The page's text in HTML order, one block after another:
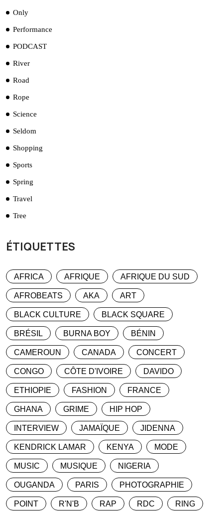
Only
Performance
PODCAST
River
Road
Rope
Science
Seldom
Shopping
Sports
Spring
Travel
Tree
ÉTIQUETTES
AFRICA AFRIQUE AFRIQUE DU SUD
AFROBEATS AKA ART
BLACK CULTURE BLACK SQUARE
BRÉSIL BURNA BOY BÉNIN
CAMEROUN CANADA CONCERT
CONGO CÔTE D'IVOIRE DAVIDO
ETHIOPIE FASHION FRANCE
GHANA GRIME HIP HOP
INTERVIEW JAMAÏQUE JIDENNA
KENDRICK LAMAR KENYA MODE
MUSIC MUSIQUE NIGERIA
OUGANDA PARIS PHOTOGRAPHIE
POINT R'N'B RAP RDC RING